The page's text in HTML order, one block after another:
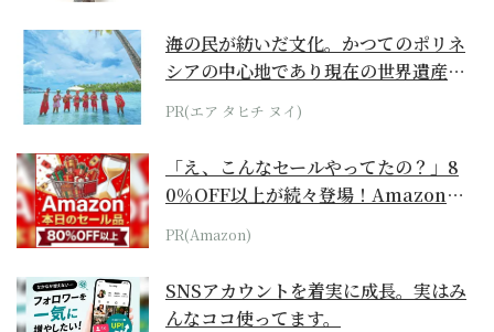
海の民が紡いだ文化。かつてのポリネ
シアの中心地であり現在の世界遺産か
らみえてくる...
PR(エア タヒチ ヌイ)
「え、こんなセールやってたの？」8
0％OFF以上が続々登場！Amazonの
本気が...
PR(Amazon)
SNSアカウントを着実に成長。実はみ
んなココ使ってます。